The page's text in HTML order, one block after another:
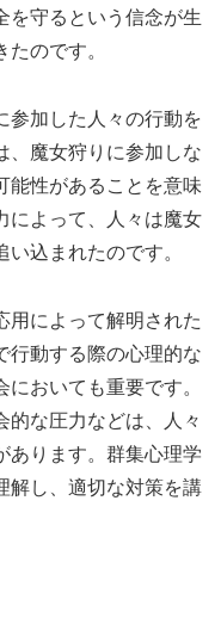
を守るという信念が生
のです。
参加した人々の行動を
、魔女狩りに参加しな
能性があることを意味
によって、人々は魔女
込まれたのです。
用によって解明された
行動する際の心理的な
おいても重要です。
的な圧力などは、人々
あります。群集心理学
解し、適切な対策を講